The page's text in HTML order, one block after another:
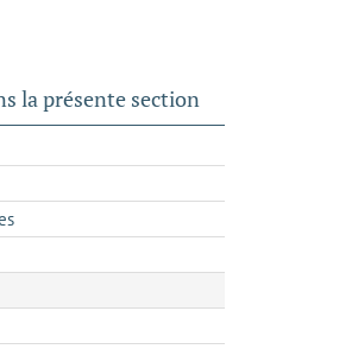
la présente section